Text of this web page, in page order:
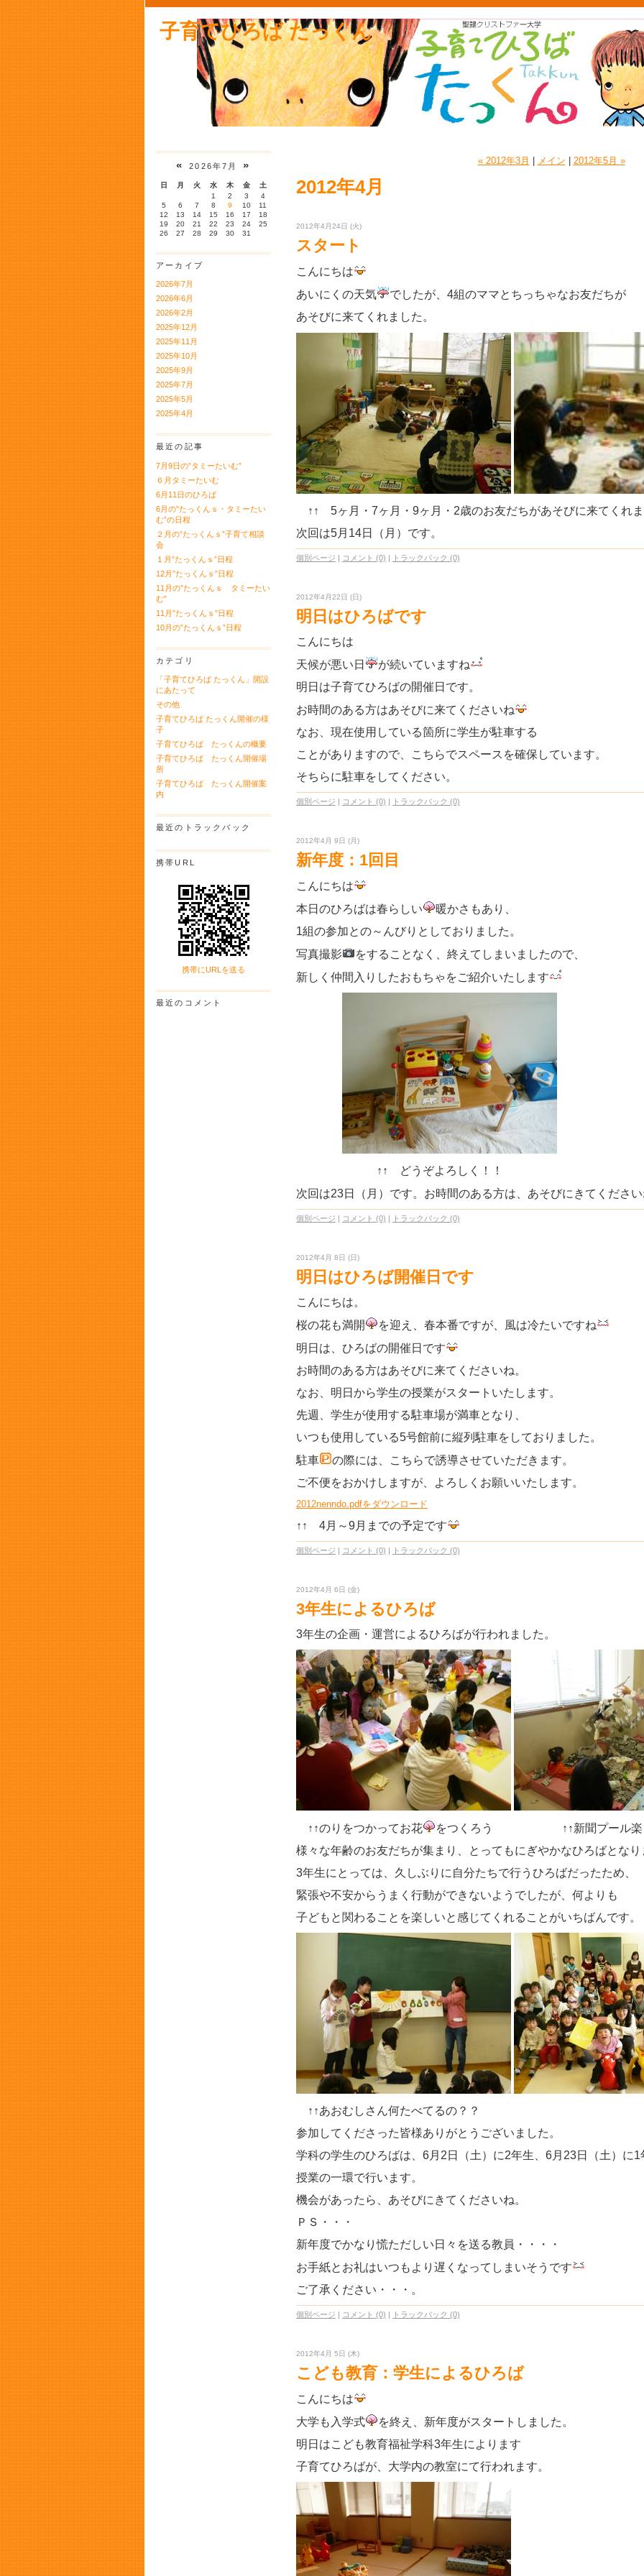
子育てひろば たっくん
«2026年7月 »
日 月 火 水 木 金
土
1
2 3
4
5
6 7 8 9 10
11
12
13 14 15 16 17
18
19
20 21 22 23 24
25
26
27 28 29 30 31
アーカイブ
2026年7月
2026年6月
2026年2月
2025年12月
2025年11月
2025年10月
2025年9月
2025年7月
2025年5月
2025年4月
最近の記事
7月9日の”タミーたいむ”
６月タミーたいむ
6月11日のひろば
6月の”たっくんｓ・タミーたい
む”の日程
２月の”たっくんｓ”子育て相談
会
１月”たっくんｓ”日程
12月”たっくんｓ”日程
11月の”たっくんｓ タミーたい
む”
11月”たっくんｓ”日程
10月の”たっくんｓ”日程
カテゴリ
「子育てひろば たっくん」開設
にあたって
その他
子育てひろば たっくん開催の様
子
子育てひろば たっくんの概要
子育てひろば たっくん開催場
所
子育てひろば たっくん開催案
内
最近のトラックバック
携帯URL
携帯にURLを送る
最近のコメント
« 2012年3月 メイン 2012年5月 »
2012年4月
2012年4月24日 (火)
スタート
こんにちは
あいにくの天気
でしたが、4組のママとちっちゃなお友だちが
あそびに来てくれました。
↑↑ 5ヶ月・7ヶ月・9ヶ月・2歳のお友だちがあそびに来てくれ
次回は5月14日（月）です。
個別ページ | コメント (0) | トラックバック (0)
2012年4月22日 (日)
明日はひろばです
こんにちは
天候が悪い日
が続いていますね
明日は子育てひろばの開催日です。
お時間のある方はあそびに来てくださいね
なお、現在使用している箇所に学生が駐車する
ことがありますので、こちらでスペースを確保しています。
そちらに駐車をしてください。
個別ページ | コメント (0) | トラックバック (0)
2012年4月 9日 (月)
新年度：1回目
こんにちは
本日のひろばは春らしい
暖かさもあり、
1組の参加との～んびりとしておりました。
写真撮影
をすることなく、終えてしまいましたので、
新しく仲間入りしたおもちゃをご紹介いたします
↑↑ どうぞよろしく！！
次回は23日（月）です。お時間のある方は、あそびにきてくださ
個別ページ | コメント (0) | トラックバック (0)
2012年4月 8日 (日)
明日はひろば開催日です
こんにちは。
桜の花も満開
を迎え、春本番ですが、
風は冷たいですね
明日は、ひろばの開催日です
お時間のある方はあそびに来てくださいね。
なお、明日から学生の授業がスタートいたします。
先週、学生が使用する駐車場が満車となり、
いつも使用している5号館前に縦列駐車をしておりました。
駐車
の際には、こちらで誘導させていただきます。
ご不便をおかけしますが、よろしくお願いいたします。
2012nenndo.pdfをダウンロード
↑↑ 4月～9月までの予定です
個別ページ | コメント (0) | トラックバック (0)
2012年4月 6日 (金)
3年生によるひろば
3年生の企画・運営によるひろばが行われました。
↑↑のりをつかってお花
をつくろう ↑↑新聞プール楽
様々な年齢のお友だちが集まり、とってもにぎやかなひろばとなり
3年生にとっては、久しぶりに自分たちで行うひろばだったため、
緊張や不安からうまく行動ができないようでしたが、何よりも
子どもと関わることを楽しいと感じてくれることがいちばんです。
↑↑あおむしさん何たべてるの？？
参加してくださった皆様ありがとうございました。
学科の学生のひろばは、6月2日（土）に2年生、 6月23日（土）に1
授業の一環で行います。
機会があったら、あそびにきてくださいね。
ＰＳ・・・
新年度でかなり慌ただしい日々を送る教員・・・・
お手紙とお礼はいつもより遅くなってしまいそうです
ご了承ください・・・。
個別ページ | コメント (0) | トラックバック (0)
2012年4月 5日 (木)
こども教育：学生によるひろば
こんにちは
大学も入学式
を終え、新年度がスタートしました。
明日はこども教育福祉学科3年生によります
子育てひろばが、大学内の教室にて行われます。